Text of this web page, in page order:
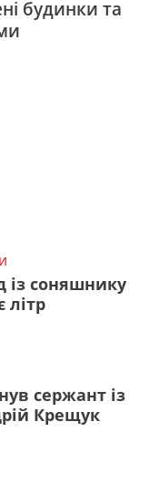
будинки та
із соняшнику
літр
сержант із
Крещук